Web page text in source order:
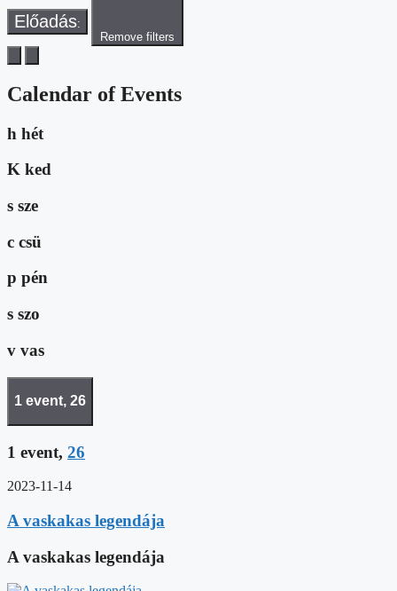
Előadás:
Remove filters
Calendar of Events
h hét
K ked
s sze
c csü
p pén
s szo
v vas
1 event, 26
1 event, 26
2023-11-14
A vaskakas legendája
A vaskakas legendája